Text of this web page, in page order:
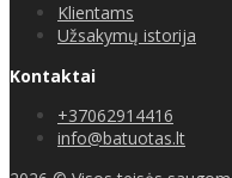
Klientams
Užsakymų istorija
Kontaktai
+37062914416
info@batuotas.lt